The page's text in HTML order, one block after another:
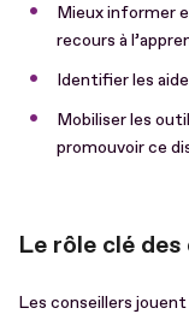
Mieux informer
recours à
Identifier les
Mobiliser les
promouvoir ce
Le rôle clé des
Les conseillers